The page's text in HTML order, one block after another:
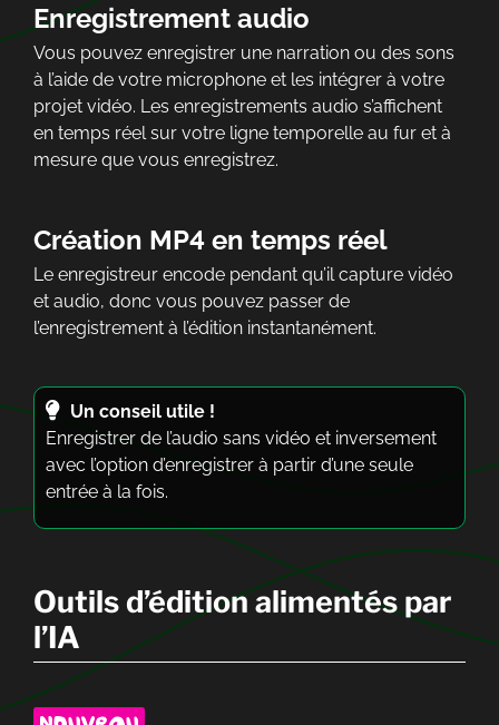
Enregistrement audio
Vous pouvez enregistrer une narration ou des sons
à l’aide de votre microphone et les intégrer à votre
projet vidéo. Les enregistrements audio s’affichent
en temps réel sur votre ligne temporelle au fur et à
mesure que vous enregistrez.
Création MP4 en temps réel
Le enregistreur encode pendant qu’il capture vidéo
et audio, donc vous pouvez passer de
l’enregistrement à l’édition instantanément.
Un conseil utile !
Enregistrer de l’audio sans vidéo et inversement
avec l’option d’enregistrer à partir d’une seule
entrée à la fois.
Outils d’édition alimentés par
l’IA